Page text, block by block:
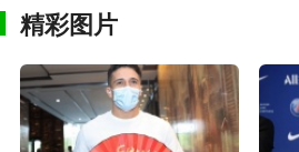
精彩图片